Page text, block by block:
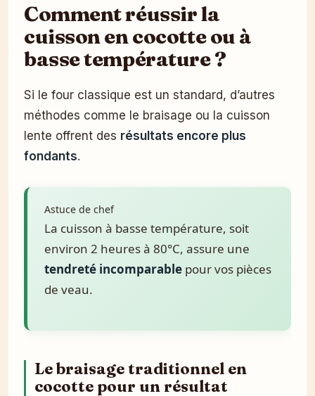
Comment réussir la
cuisson en cocotte ou à
basse température ?
Si le four classique est un standard, d’autres
méthodes comme le braisage ou la cuisson
lente offrent des résultats encore plus
fondants.
Astuce de chef
La cuisson à basse température, soit
environ 2 heures à 80°C, assure une
tendreté incomparable pour vos pièces
de veau.
Le braisage traditionnel en
cocotte pour un résultat